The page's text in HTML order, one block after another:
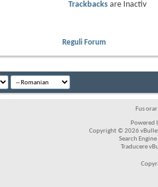
Trackbacksare
Inactiv
Reguli Forum
Fus
Powered
Copyright © 2026
Search
Traducere